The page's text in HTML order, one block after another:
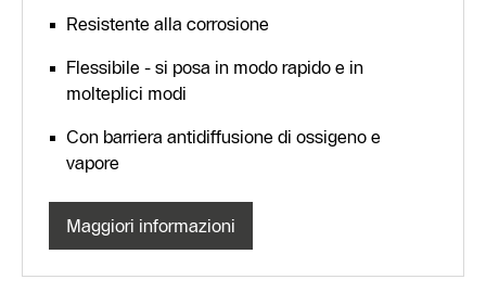
Resistente alla corrosione
Flessibile - si posa in modo rapido e in
molteplici modi
Con barriera antidiffusione di ossigeno e
vapore
Maggiori informazioni